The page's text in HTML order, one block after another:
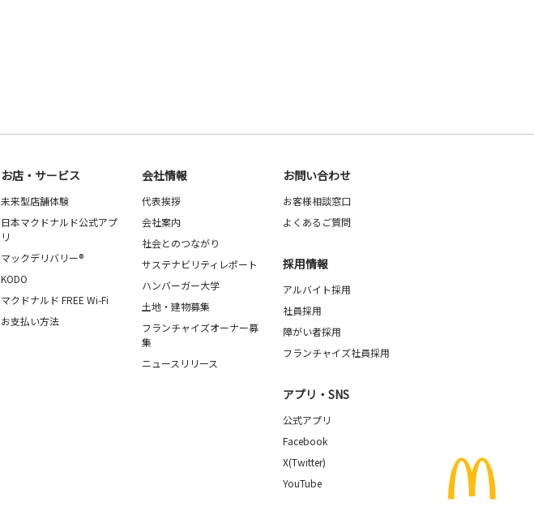
お店・サービス
未来型店舗体験
日本マクドナルド公式アプ
リ
マックデリバリー®
KODO
マクドナルド FREE Wi-Fi
お支払い方法
会社情報
代表挨拶
会社案内
社会とのつながり
サステナビリティレポート
ハンバーガー大学
土地・建物募集
フランチャイズオーナー募
集
ニュースリリース
お問い合わせ
お客様相談窓口
よくあるご質問
採用情報
アルバイト採用
社員採用
障がい者採用
フランチャイズ社員採用
アプリ・SNS
公式アプリ
Facebook
X(Twitter)
YouTube